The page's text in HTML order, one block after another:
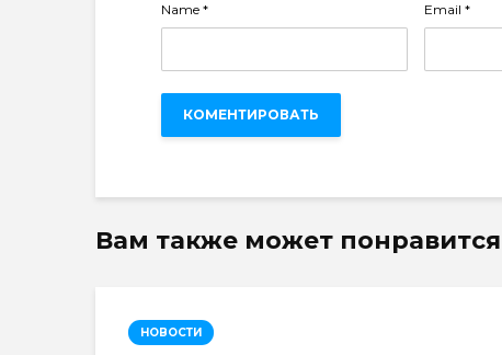
Name * Email *
Вам также может понравится
НОВОСТИ